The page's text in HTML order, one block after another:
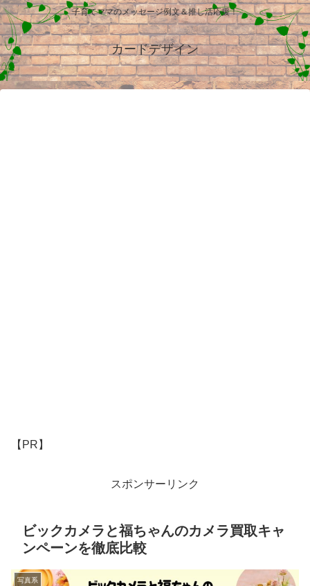
子育てママのメッセージ例文＆推し活応援！
カードデザイン
【PR】
スポンサーリンク
ビックカメラと福ちゃんのカメラ買取キャ
ンペーンを徹底比較
写真系